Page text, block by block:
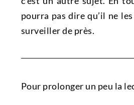
pourra pas dire qu’il ne
surveiller de près.
Pour prolonger un peu la